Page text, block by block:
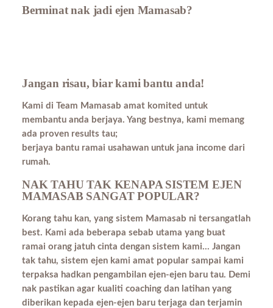
Berminat nak jadi ejen Mamasab?
Jangan risau, biar kami bantu anda!
Kami di Team Mamasab amat komited untuk
membantu anda berjaya. Yang bestnya, kami memang
ada proven results tau;
berjaya bantu ramai usahawan untuk jana income dari
rumah.
NAK TAHU TAK KENAPA SISTEM EJEN
MAMASAB SANGAT POPULAR?
Korang tahu kan, yang sistem Mamasab ni tersangatlah
best. Kami ada beberapa sebab utama yang buat
ramai orang jatuh cinta dengan sistem kami… Jangan
tak tahu, sistem ejen kami amat popular sampai kami
terpaksa hadkan pengambilan ejen-ejen baru tau. Demi
nak pastikan agar kualiti coaching dan latihan yang
diberikan kepada ejen-ejen baru terjaga dan terjamin